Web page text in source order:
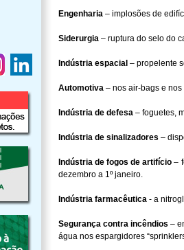
Engenharia – implosões de
Siderurgia – ruptura do selo do
Indústria espacial – propelente
Automotiva – nos air-bags e
Indústria de defesa – foguetes,
Indústria de sinalizadores –
Indústria de fogos de artifício–
dezembro a 1º janeiro.
Indústria farmacêutica - a
Segurança contra incêndios –
água nos espargidores